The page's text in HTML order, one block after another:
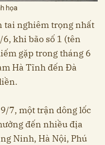
họa
tai nghiêm trọng nhất
khi bão số 1 (tên
gặp trong tháng 6
Hà Tĩnh đến Đà
7, một trận dông lốc
đến nhiều địa
Ninh, Hà Nội, Phú